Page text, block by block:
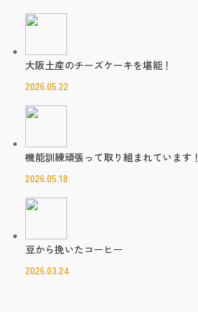
大阪土産のチーズケーキを堪能！
2026.05.22
機能訓練頑張って取り組まれています！
2026.05.18
豆から挽いたコーヒー
2026.03.24